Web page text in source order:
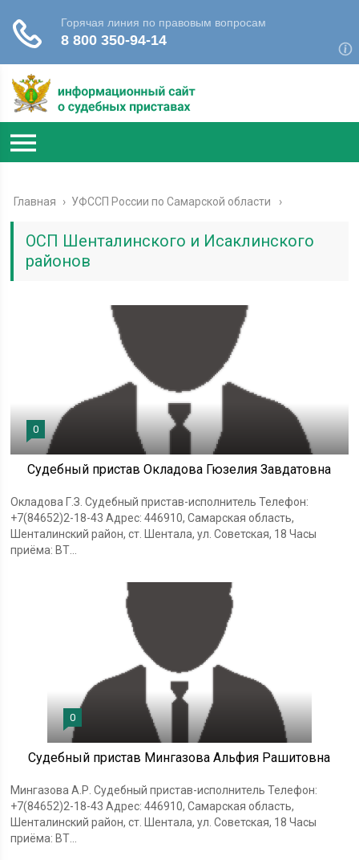
Главная › УФССП России по Самарской области
ОСП Шенталинского и Исаклинского
районов
0
Судебный пристав Окладова Гюзелия Завдатовна
Окладова Г.З. Судебный пристав-исполнитель Телефон:
+7(84652)2-18-43 Адрес: 446910, Самарская область,
Шенталинский район, ст. Шентала, ул. Советская, 18 Часы
приёма: ВТ...
0
Судебный пристав Мингазова Альфия Рашитовна
Мингазова А.Р. Судебный пристав-исполнитель Телефон:
+7(84652)2-18-43 Адрес: 446910, Самарская область,
Шенталинский район, ст. Шентала, ул. Советская, 18 Часы
приёма: ВТ...